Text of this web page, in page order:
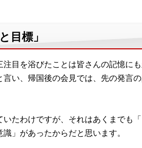
目標」
目を浴びたことは皆さんの記憶にも
い、帰国後の会見では、先の発言
たわけですが、それはあくまでも
」があったからだと思います。